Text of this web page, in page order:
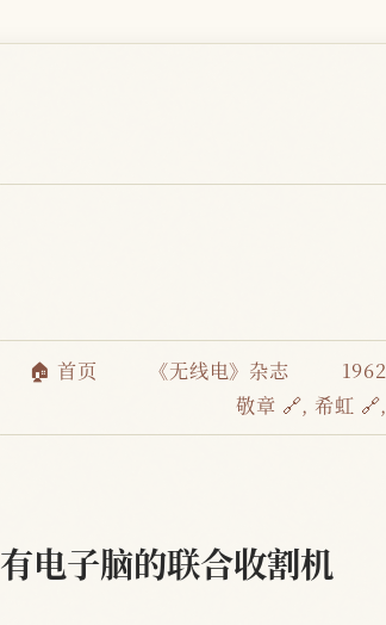
🏠 首页 《无线电》杂志
敬章 🔗, 希虹 🔗,
有电子脑的联合收割机